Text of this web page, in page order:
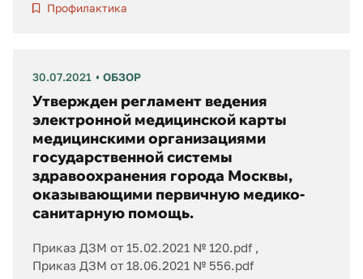
Профилактика
30.07.2021 ОБЗОР
Утвержден регламент ведения
электронной медицинской карты
медицинскими организациями
государственной системы
здравоохранения города Москвы,
оказывающими первичную медико-
санитарную помощь.
Приказ ДЗМ от 15.02.2021 № 120.pdf
Приказ ДЗМ от 18.06.2021 № 556.pdf